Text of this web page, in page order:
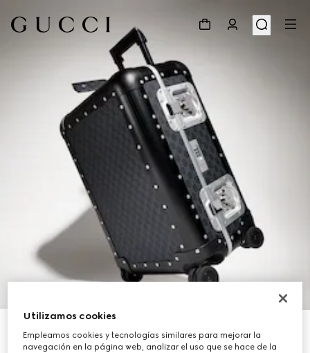
Trolley de cabina plus Gucci Porter
MXN 81,400
Utilizamos cookies
Empleamos cookies y tecnologías similares para mejorar la
navegación en la página web, analizar el uso que se hace de la